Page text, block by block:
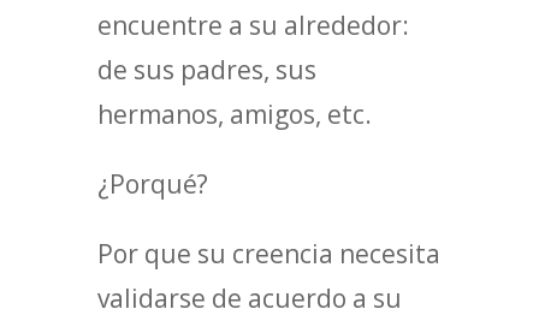
encuentre a su alrededor:
de sus padres, sus
hermanos, amigos, etc.
¿Porqué?
Por que su creencia necesita
validarse de acuerdo a su